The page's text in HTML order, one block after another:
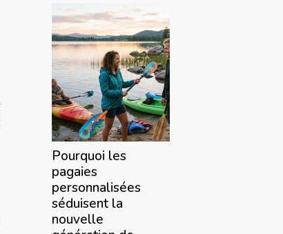
Pourquoi les
pagaies
personnalisées
séduisent la
nouvelle